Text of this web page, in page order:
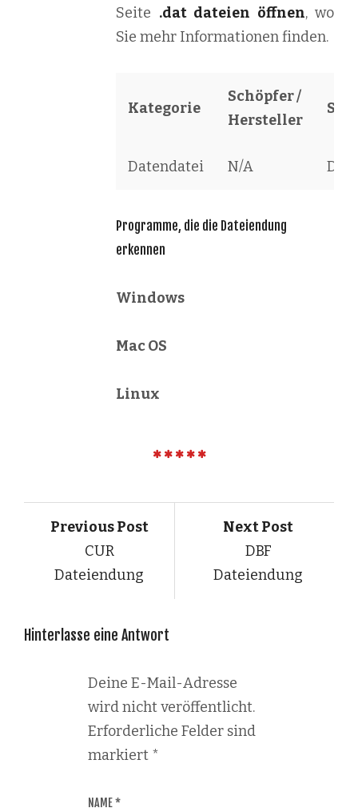
Seite .dat dateien öffnen, wo
Sie mehr Informationen finden.
Kategorie
Schöpfer /
Hersteller
Datendatei N/A
Programme, die die Dateiendung
erkennen
Windows
Mac OS
Linux
Previous Post
CUR
Dateiendung
Next Post
DBF
Dateiendung
Hinterlasse eine Antwort
Deine E-Mail-Adresse
wird nicht veröffentlicht.
Erforderliche Felder sind
markiert *
NAME*